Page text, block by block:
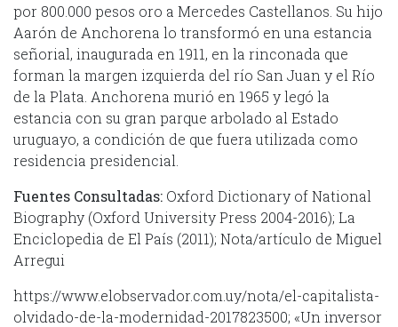
por 800.000 pesos oro a Mercedes Castellanos. Su hijo
Aarón de Anchorena lo transformó en una estancia
señorial, inaugurada en 1911, en la rinconada que
forman la margen izquierda del río San Juan y el Río
de la Plata. Anchorena murió en 1965 y legó la
estancia con su gran parque arbolado al Estado
uruguayo, a condición de que fuera utilizada como
residencia presidencial.
Fuentes Consultadas: Oxford Dictionary of National
Biography (Oxford University Press 2004-2016); La
Enciclopedia de El País (2011); Nota/artículo de Miguel
Arregui
https://www.elobservador.com.uy/nota/el-capitalista-
olvidado-de-la-modernidad-2017823500; «Un inversor